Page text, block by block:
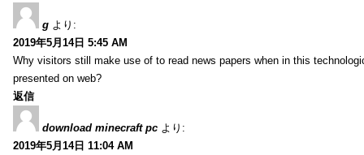
g より:
2019年5月14日 5:45 AM
Why visitors still make use of to read news papers when in this
presented on web?
返信
download minecraft pc より:
2019年5月14日 11:04 AM